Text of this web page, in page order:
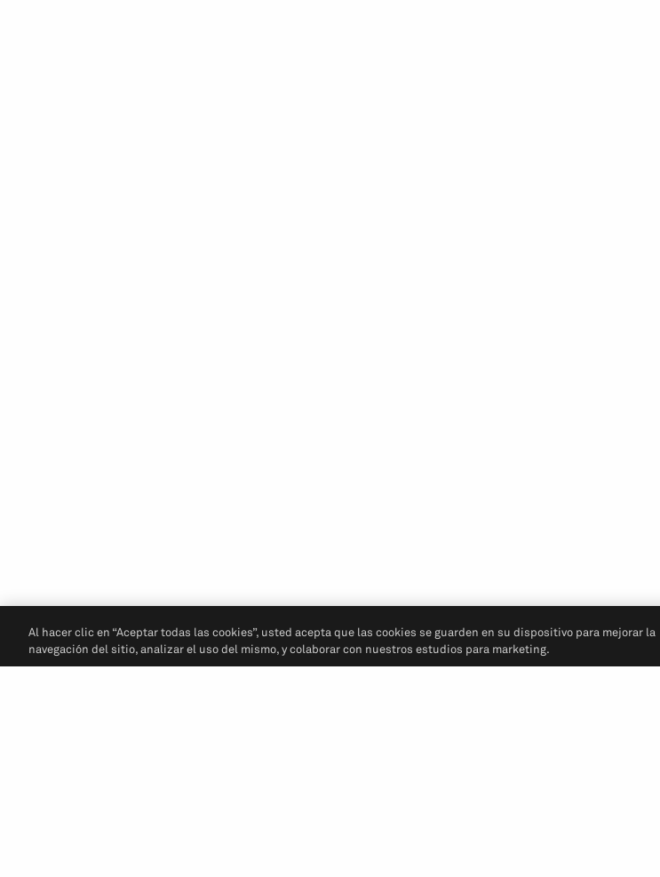
Al hacer clic en “Aceptar todas las cookies”, usted acepta que las cookies se guarden en su dispositivo para mejorar la
navegación del sitio, analizar el uso del mismo, y colaborar con nuestros estudios para marketing.